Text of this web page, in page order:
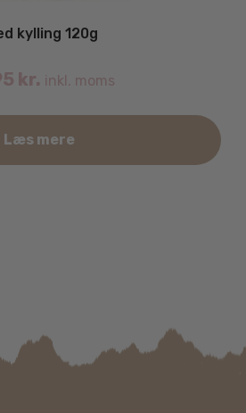
kylling 120g
kr. inkl. moms
Læs mere